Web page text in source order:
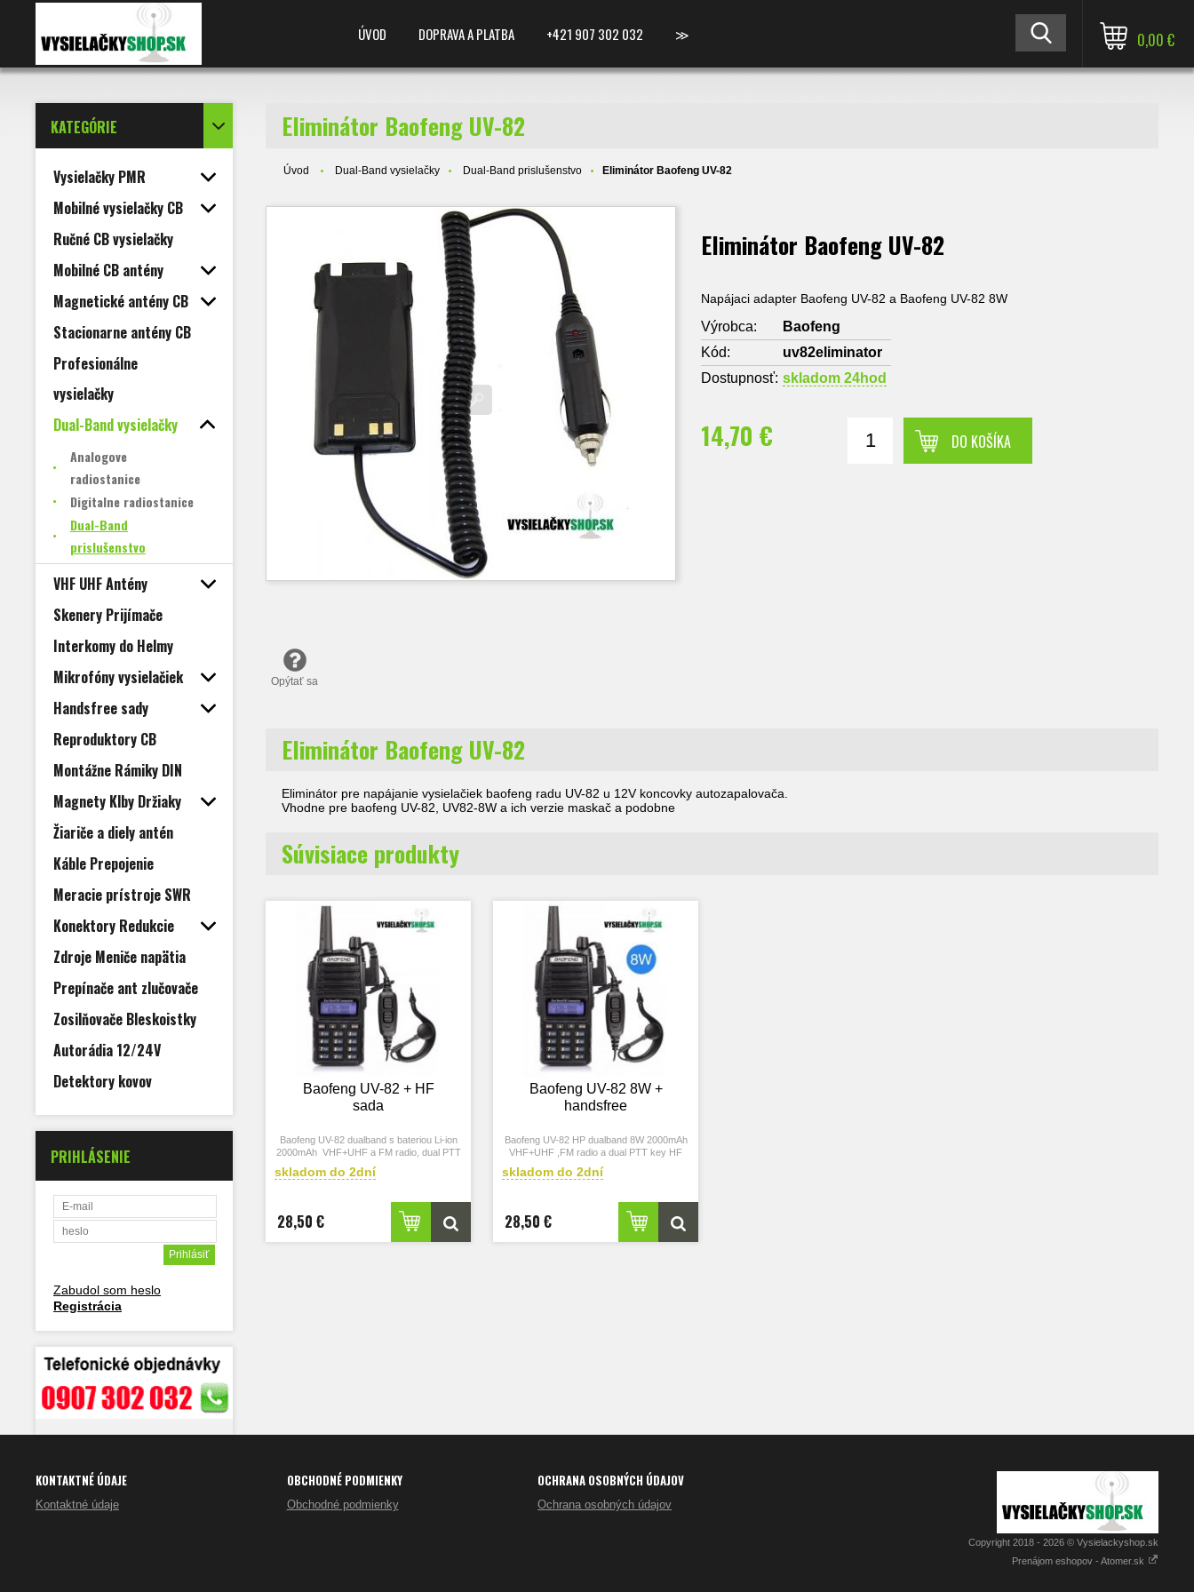
ÚVOD DOPRAVA A PLATBA +421 907 302 032 ≫ 0,00 €
KATEGÓRIE
Vysielačky PMR
Mobilné vysielačky CB
Ručné CB vysielačky
Mobilné CB antény
Magnetické antény CB
Stacionarne antény CB
Profesionálne
vysielačky
Dual-Band vysielačky
Analogove
radiostanice
Digitalne radiostanice
Dual-Band
prislušenstvo
VHF UHF Antény
Skenery Prijímače
Interkomy do Helmy
Mikrofóny vysielačiek
Handsfree sady
Reproduktory CB
Montážne Rámiky DIN
Magnety Klby Držiaky
Žiariče a diely antén
Káble Prepojenie
Meracie prístroje SWR
Konektory Redukcie
Zdroje Meniče napätia
Prepínače ant zlučovače
Zosilňovače Bleskoistky
Autorádia 12/24V
Detektory kovov
PRIHLÁSENIE
Zabudol som heslo
Registrácia
Eliminátor Baofeng UV-82
Úvod Dual-Band vysielačky Dual-Band prislušenstvo Eliminátor Baofeng UV-82
Eliminátor Baofeng UV-82
Napájaci adapter Baofeng UV-82 a Baofeng UV-82 8W
Výrobca:
Baofeng
Kód:
uv82eliminator
Dostupnosť: skladom 24hod
14,70 € DO KOŠÍKA
Opýtať sa
Eliminátor Baofeng UV-82
Eliminátor pre napájanie vysielačiek baofeng radu UV-82 u 12V koncovky autozapalovača.
Vhodne pre baofeng UV-82, UV82-8W a ich verzie maskač a podobne
Súvisiace produkty
Baofeng UV-82 + HF
sada
Baofeng UV-82 dualband s bateriou Li-ion
2000mAh VHF+UHF a FM radio, dual PTT
key + handsfree
skladom do 2dní
28,50 €
Baofeng UV-82 8W +
handsfree
Baofeng UV-82 HP dualband 8W 2000mAh
VHF+UHF ,FM radio a dual PTT key HF
skladom do 2dní
28,50 €
KONTAKTNÉ ÚDAJE
Kontaktné údaje
OBCHODNÉ PODMIENKY
Obchodné podmienky
OCHRANA OSOBNÝCH ÚDAJOV
Ochrana osobných údajov
Copyright 2018 - 2026 © Vysielackyshop.sk
Prenájom eshopov - Atomer.sk